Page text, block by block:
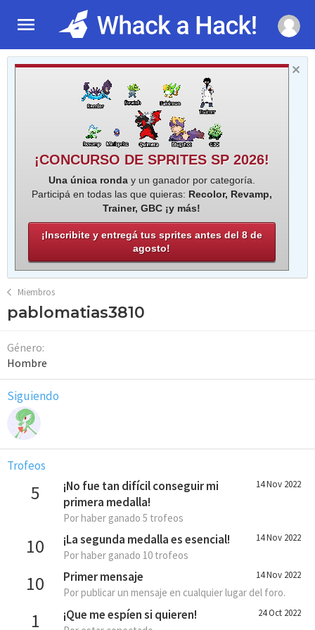
¡CONCURSO DE SPRITES SP 2026!
Una única ronday un ganador por categoría.
Participá en todas las que quieras: Recolor, Revamp,
Trainer, GBC ¡y más!
¡Inscribite y entregá tus sprites antes del 8 de
agosto!
Miembros
pablomatias3810
Género
Hombre
Siguiendo
Trofeos
5 14 Nov 2022
¡No fue tan difícil conseguir mi
primera medalla!
Por haber ganado 5 trofeos
10 14 Nov 2022
¡La segunda medalla es esencial!
Por haber ganado 10 trofeos
10 14 Nov 2022
Primer mensaje
Por publicar un mensaje en cualquier lugar del foro.
1 24 Oct 2022
¡Que me espíen si quieren!